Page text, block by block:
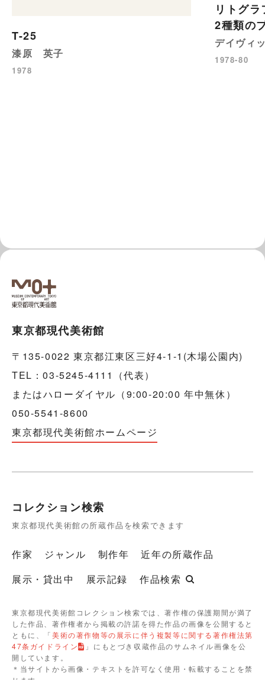
T-25
漆原 英子
1978
リトグ
2種類の
デイヴィ
1978-80
東京都現代美術館
〒135-0022 東京都江東区三好4-1-1(木場公園内)
TEL：03-5245-4111（代表）
またはハローダイヤル（9:00-20:00 年中無休）
050-5541-8600
東京都現代美術館ホームページ
コレクション検索
東京都現代美術館の所蔵作品を検索できます
作家 ジャンル 制作年
近年の所蔵作品
展示・貸出中
展示記録 作品検索
東京都現代美術館コレクション検索では、著作権の保護期間が満了
した作品、著作権者から掲載の許諾を得た作品の画像を公開すると
ともに、「美術の著作物等の展示に伴う複製等に関する著作権法第
47条ガイドライン
」にもとづき収蔵作品のサムネイル画像を公
開しています。
＊当サイトから画像・テキストを許可なく使用・転載することを禁